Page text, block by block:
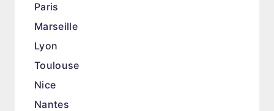
Paris
Marseille
Lyon
Toulouse
Nice
Nantes